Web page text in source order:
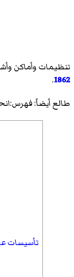
تنظيمات وأماكن
1862
.
طالع أيضاً:فهرس:انحلالات
تأسيسات عقد 1860 في